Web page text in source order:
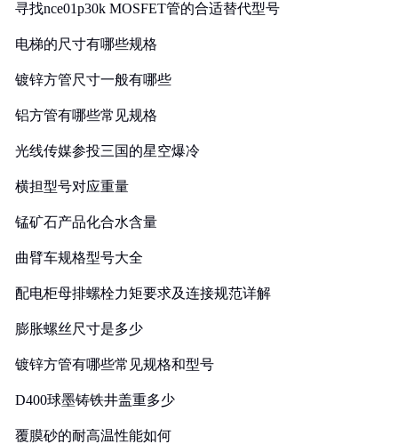
寻找nce01p30k MOSFET管的合适替代型号
电梯的尺寸有哪些规格
镀锌方管尺寸一般有哪些
铝方管有哪些常见规格
光线传媒参投三国的星空爆冷
横担型号对应重量
锰矿石产品化合水含量
曲臂车规格型号大全
配电柜母排螺栓力矩要求及连接规范详解
膨胀螺丝尺寸是多少
镀锌方管有哪些常见规格和型号
D400球墨铸铁井盖重多少
覆膜砂的耐高温性能如何